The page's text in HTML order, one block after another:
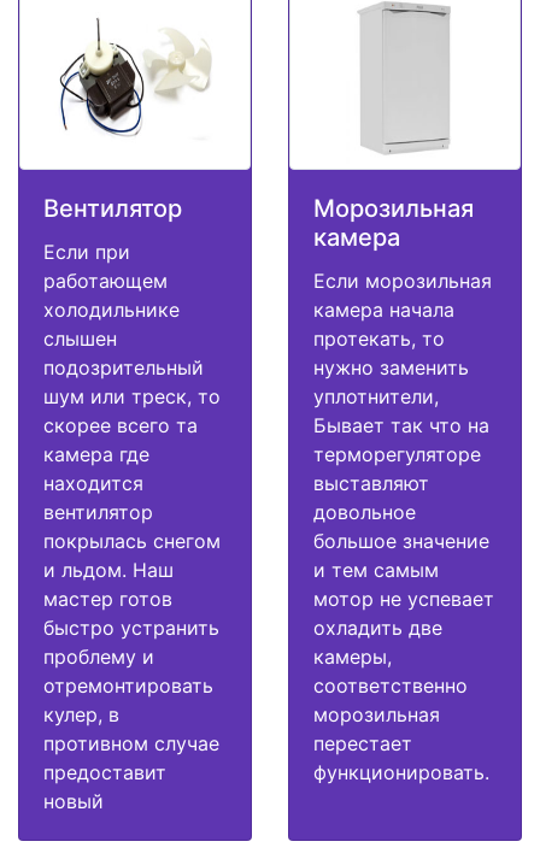
Вентилятор
Если при
работающем
холодильнике
слышен
подозрительный
шум или треск, то
скорее всего та
камера где
находится
вентилятор
покрылась снегом
и льдом. Наш
мастер готов
быстро устранить
проблему и
отремонтировать
кулер, в
противном случае
предоставит
новый
Морозильная
камера
Если морозильная
камера начала
протекать, то
нужно заменить
уплотнители,
Бывает так что на
терморегуляторе
выставляют
довольное
большое значение
и тем самым
мотор не успевает
охладить две
камеры,
соответственно
морозильная
перестает
функционировать.